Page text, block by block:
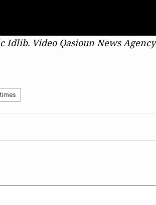
Idlib. Video Qasioun News Agency